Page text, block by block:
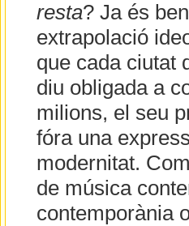
resta? Ja és
extrapolació
que cada ciutat
diu obligada a
milions, el seu
fóra una
modernitat.
de música
contemporània